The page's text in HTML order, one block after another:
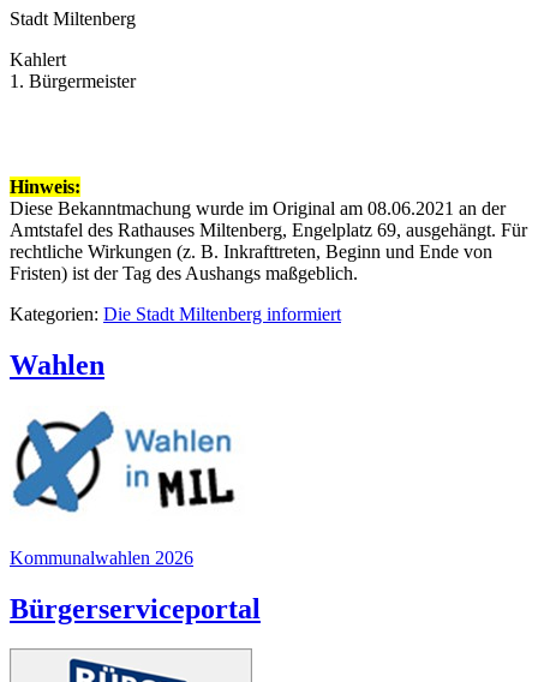
Stadt Miltenberg
Kahlert
1. Bürgermeister
Hinweis:
Diese Bekanntmachung wurde im Original am 08.06.2021 an der
Amtstafel des Rathauses Miltenberg, Engelplatz 69, ausgehängt. Für
rechtliche Wirkungen (z. B. Inkrafttreten, Beginn und Ende von
Fristen) ist der Tag des Aushangs maßgeblich.
Kategorien: Die Stadt Miltenberg informiert
Wahlen
Kommunalwahlen 2026
Bürgerserviceportal